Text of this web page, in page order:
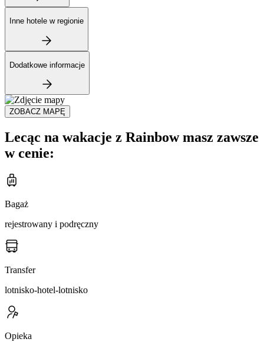
Inne hotele w regionie
Dodatkowe informacje
ZOBACZ MAPĘ
Lecąc na wakacje z Rainbow masz zawsze
w cenie:
Bagaż
rejestrowany i podręczny
Transfer
lotnisko-hotel-lotnisko
Opieka